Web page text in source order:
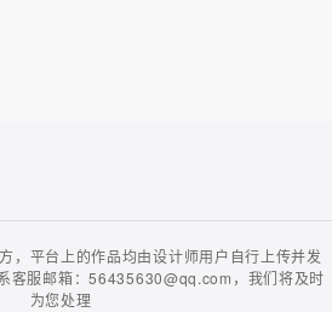
，平台上的作品均由设计师用户自行上传并发
客服邮箱：56435630@qq.com，我们将及时
为您处理